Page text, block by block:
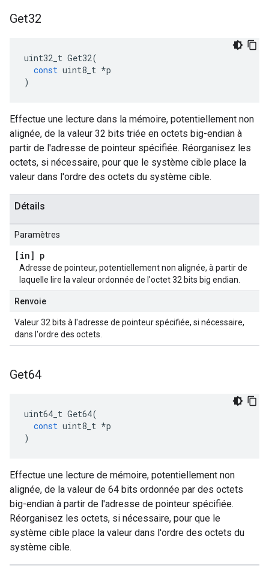
Get32
uint32_t Get32(
const uint8_t *p
)
Effectue une lecture dans la mémoire, potentiellement non
alignée, de la valeur 32 bits triée en octets big-endian à
partir de l'adresse de pointeur spécifiée. Réorganisez les
octets, si nécessaire, pour que le système cible place la
valeur dans l'ordre des octets du système cible.
Détails
Paramètres
[in] p
Adresse de pointeur, potentiellement non alignée, à partir de
laquelle lire la valeur ordonnée de l'octet 32 bits big endian.
Renvoie
Valeur 32 bits à l'adresse de pointeur spécifiée, si nécessaire,
dans l'ordre des octets.
Get64
uint64_t Get64(
const uint8_t *p
)
Effectue une lecture de mémoire, potentiellement non
alignée, de la valeur de 64 bits ordonnée par des octets
big-endian à partir de l'adresse de pointeur spécifiée.
Réorganisez les octets, si nécessaire, pour que le
système cible place la valeur dans l'ordre des octets du
système cible.